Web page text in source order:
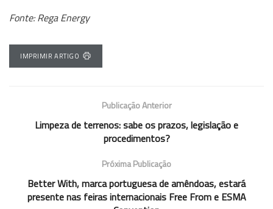
Fonte: Rega Energy
IMPRIMIR ARTIGO
Publicação Anterior
Limpeza de terrenos: sabe os prazos, legislação e
procedimentos?
Próxima Publicação
Better With, marca portuguesa de amêndoas, estará
presente nas feiras internacionais Free From e ESMA